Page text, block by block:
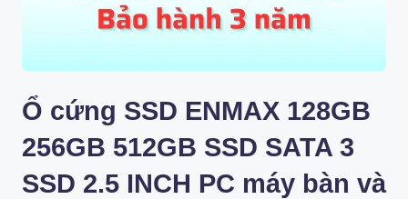
Ổ cứng SSD ENMAX 128GB
256GB 512GB SSD SATA 3
SSD 2.5 INCH PC máy bàn và